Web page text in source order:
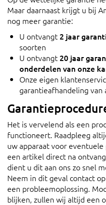
Maar daarnaast krijgt u bij
nog meer garantie:
U ontvangt 2 jaar
soorten
U ontvangt 20 jaar
onderdelen van onze
Onze eigen
garantieafhandeling van
Het is vervelend als een
functioneert. Raadpleeg
uw apparaat voor
een artikel direct na
dient u dit aan ons zo snel
Neem in dit geval contact
een probleemoplossing.
blijken, zullen wij altijd een